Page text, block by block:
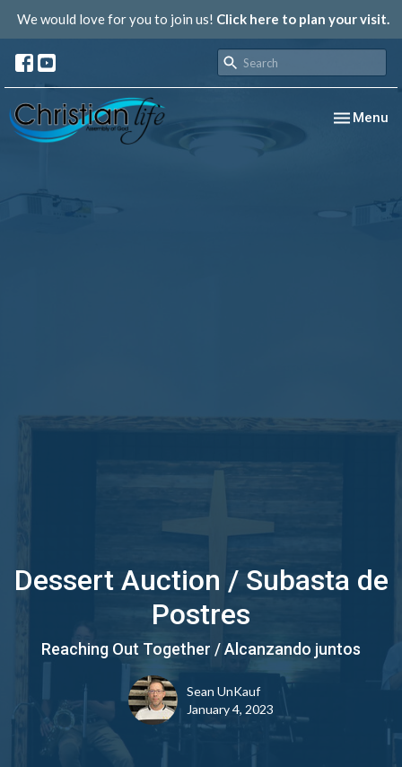
We would love for you to join us! Click here to plan your visit.
Toggle
Menu
Dessert Auction / Subasta de
Postres
Reaching Out Together / Alcanzando juntos
Sean UnKauf
January 4, 2023